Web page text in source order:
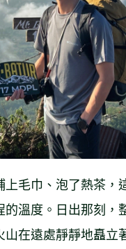
上毛巾、泡了熱茶，
的溫度。日出那刻，
山在遠處靜靜地矗立